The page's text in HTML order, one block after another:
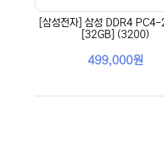
[삼성전자] 삼성 DDR4
[32GB] (3200)
499,000원